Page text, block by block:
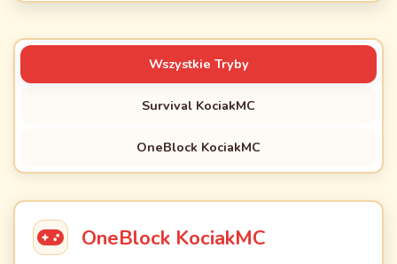
Wszystkie Tryby
Survival KociakMC
OneBlock KociakMC
OneBlock KociakMC